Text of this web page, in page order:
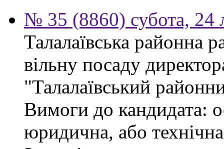
№ 35 (8860) субота, 24
Талалаївська районна
вільну посаду
"Талалаївський
Вимоги до кандидата:
юридична, або